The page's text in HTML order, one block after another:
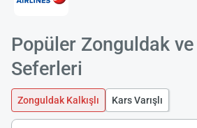
Popüler Zonguldak
Seferleri
Zonguldak Kalkışlı Kars Varışlı